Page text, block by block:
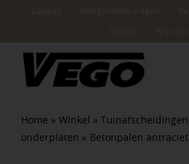
Home » Winkel » Tuinafscheidingen
onderplaten » Betonpalen antraciet